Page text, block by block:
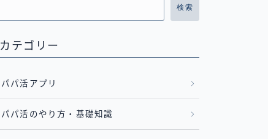
検索
カテゴリー
パパ活アプリ
パパ活のやり方・基礎知識